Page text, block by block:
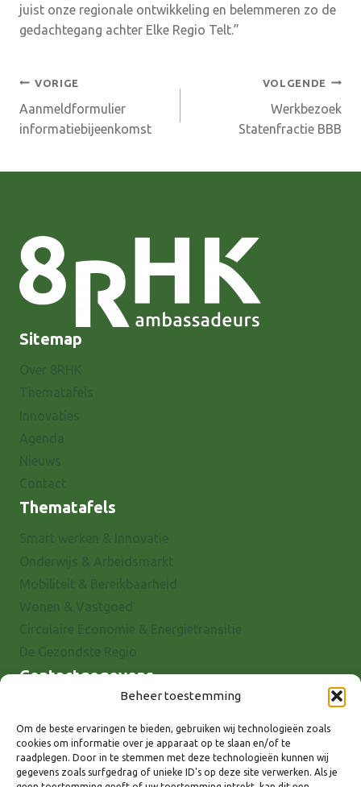
Beheer toestemming
Om de beste ervaringen te bieden, gebruiken wij technologieën zoals
cookies om informatie over je apparaat op te slaan en/of te
raadplegen. Door in te stemmen met deze technologieën kunnen wij
gegevens zoals surfgedrag of unieke ID's op deze site verwerken. Als je
juist onze regionale ontwikkeling en belemmeren zo de
gedachtegang achter Elke Regio Telt.”
Bericht
navigatie
VORIGE
Aanmeldformulier
informatiebijeenkomst
VOLGENDE
Werkbezoek
Statenfractie BBB
Sitemap
Thematafels
Contactgegevens
7001 EX Doetinchem
E-mail: info@8rhk.nl
Telefoonnummers